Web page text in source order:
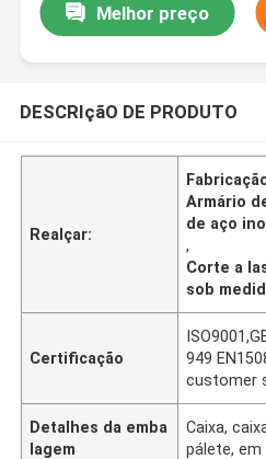
Melhor preço
DESCRIçãO DE PRODUTO
Realçar:
Armário
de aço
,
Corte a
sob
Certificação
949
customer
Detalhes da emba
lagem
Caixa,
pálete,